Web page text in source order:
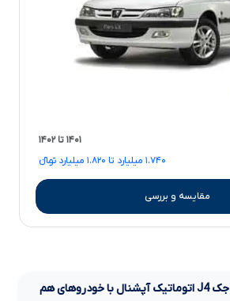
۱۴۰۱ تا ۱۴۰۲
۱.۷۴۰ میلیارد تا ۱.۸۲۰ میلیارد تومانءءء
مقایسه و بررسی
جکJ4اتوماتیک آپشنالبا خودروهای هم